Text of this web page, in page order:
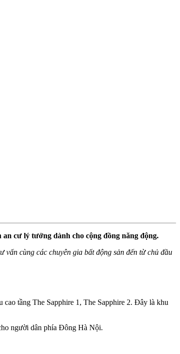
cư lý tưởng dành cho cộng đồng năng động.
cùng các chuyên gia bất động sản đến từ chủ đầu
tầng The Sapphire 1, The Sapphire 2. Đây là khu
người dân phía Đông Hà Nội.